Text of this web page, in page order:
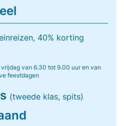
40% korting
vrijdag van 6.30 tot 9.00 uur en van
feestdagen
(tweede klas, spits)